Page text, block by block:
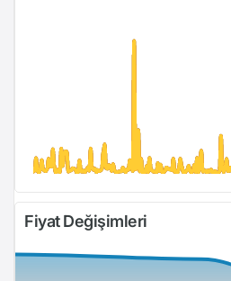
Fiyat Değişimleri